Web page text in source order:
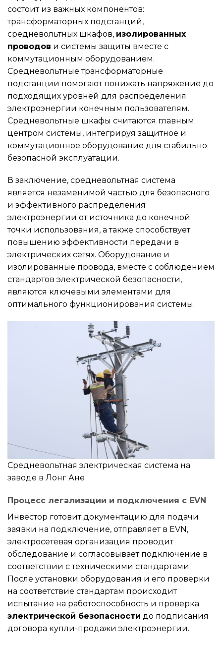
состоит из важных компонентов:
трансформаторных подстанций,
средневольтных шкафов, изолированных
проводов и системы защиты вместе с
коммутационным оборудованием.
Средневольтные трансформаторные
подстанции помогают понижать напряжение до
подходящих уровней для распределения
электроэнергии конечным пользователям.
Средневольтные шкафы считаются главным
центром системы, интегрируя защитное и
коммутационное оборудование для стабильно
безопасной эксплуатации.
В заключение, средневольтная система
является незаменимой частью для безопасного
и эффективного распределения
электроэнергии от источника до конечной
точки использования, а также способствует
повышению эффективности передачи в
электрических сетях. Оборудование и
изолированные провода, вместе с соблюдением
стандартов электрической безопасности,
являются ключевыми элементами для
оптимального функционирования системы.
Средневольтная электрическая система на
заводе в Лонг Ане
Процесс легализации и подключения с EVN
Инвестор готовит документацию для подачи
заявки на подключение, отправляет в EVN,
электросетевая организация проводит
обследование и согласовывает подключение в
соответствии с техническими стандартами.
После установки оборудования и его проверки
на соответствие стандартам происходит
испытание на работоспособность и проверка
электрической безопасности до подписания
договора купли-продажи электроэнергии.